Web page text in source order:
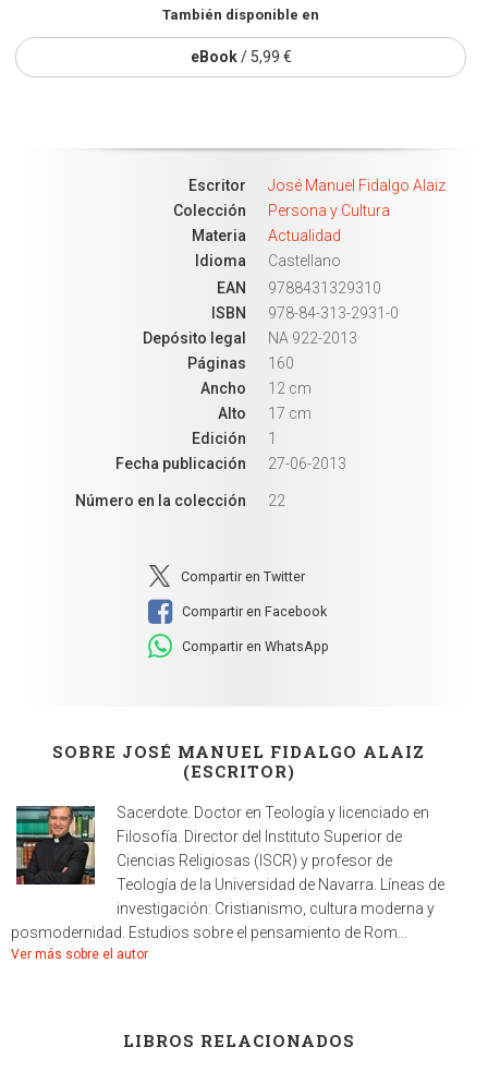
También disponible en
eBook/ 5,99 €
Escritor
José Manuel Fidalgo Alaiz
Colección
Persona y Cultura
Materia
Actualidad
Idioma
Castellano
EAN
9788431329310
ISBN
978-84-313-2931-0
Depósito legal
NA 922-2013
Páginas
160
Ancho
12 cm
Alto
17 cm
Edición
1
Fecha publicación
27-06-2013
Número en la colección 22
Compartir en Twitter
Compartir en Facebook
Compartir en WhatsApp
SOBRE JOSÉ MANUEL FIDALGO ALAIZ
(ESCRITOR)
Sacerdote. Doctor en Teología y licenciado en
Filosofía. Director del Instituto Superior de
Ciencias Religiosas (ISCR) y profesor de
Teología de la Universidad de Navarra. Líneas de
investigación: Cristianismo, cultura moderna y
posmodernidad. Estudios sobre el pensamiento de Rom...
Ver más sobre el autor
LIBROS RELACIONADOS